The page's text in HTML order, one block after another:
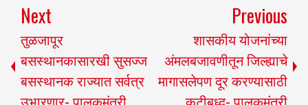
Next
तुळजापूर
बसस्थानकासारखी सुसज्ज
बसस्थानक राज्यात सर्वत्र
उभारणार- पालकमंत्री
Previous
शासकीय योजनांच्या
अंमलबजावणीतून जिल्ह्याचे
मागासलेपण दूर करण्यासाठी
कटीबध्द- पालकमंत्री